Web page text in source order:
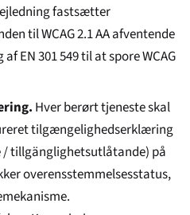
fastsætter
til WCAG 2.1 AA afventende
EN 301 549 til at spore WCAG
Hver berørt tjeneste skal
tilgængelighedserklæring
/tillgänglighetsutlåtande) på
overensstemmelsesstatus,